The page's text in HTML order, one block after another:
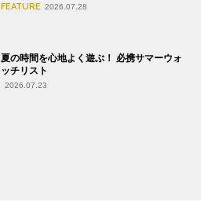
FEATURE 2026.07.28
夏の時間を心地よく遊ぶ！ 必携サマーウォ
ッチリスト
2026.07.23